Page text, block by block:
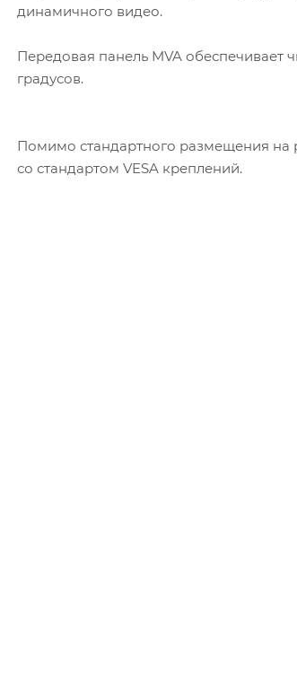
динамичного видео.
Передовая панель MVA обеспечивает
градусов.
Помимо стандартного размещения на
со стандартом VESA креплений.